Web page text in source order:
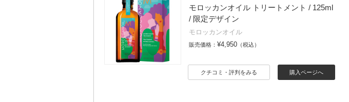
モロッカンオイル トリートメント / 125ml
/ 限定デザイン
モロッカンオイル
販売価格： ¥4,950 （税込）
購入ページへ
クチコミ・評判をみる